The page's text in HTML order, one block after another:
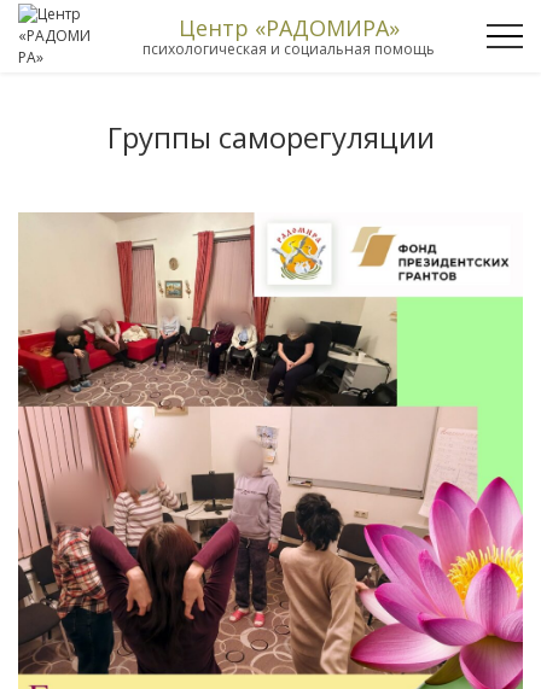
Центр «РАДОМИРА»
психологическая и социальная помощь
Группы саморегуляции